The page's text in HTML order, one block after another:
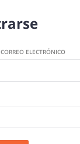
ELECTRÓNICO